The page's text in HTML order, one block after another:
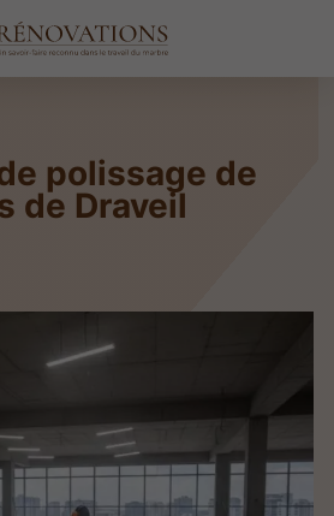
polissage de
de Draveil